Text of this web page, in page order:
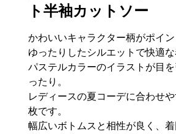
ト半袖カットソー
かわいいキャラクター柄がポイン
ゆったりしたシルエットで快適
パステルカラーのイラストが目
ったり。
レディースの夏コーデに合わせ
枚です。
幅広いボトムスと相性が良く、